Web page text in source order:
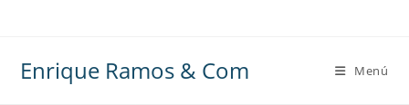
Enrique Ramos & Com Menú